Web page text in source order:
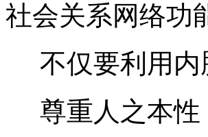
社会关系网络功
不仅要利用内
尊重人之本性